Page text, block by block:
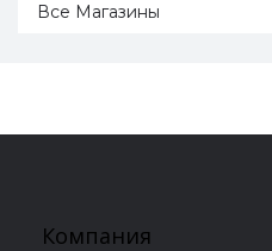
Все Магазины
Компания